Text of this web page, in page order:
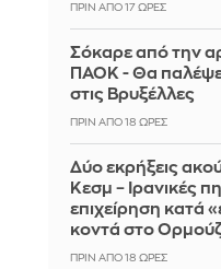
ΠΡΙΝ ΑΠΌ 17 ΏΡΕΣ
Σόκαρε από την
ΠΑΟΚ - Θα
στις Βρυξέλλες
ΠΡΙΝ ΑΠΌ 18 ΏΡΕΣ
Δύο εκρήξεις
Κεσμ – Ιρανικές
επιχείρηση κατά
κοντά στο
ΠΡΙΝ ΑΠΌ 18 ΏΡΕΣ